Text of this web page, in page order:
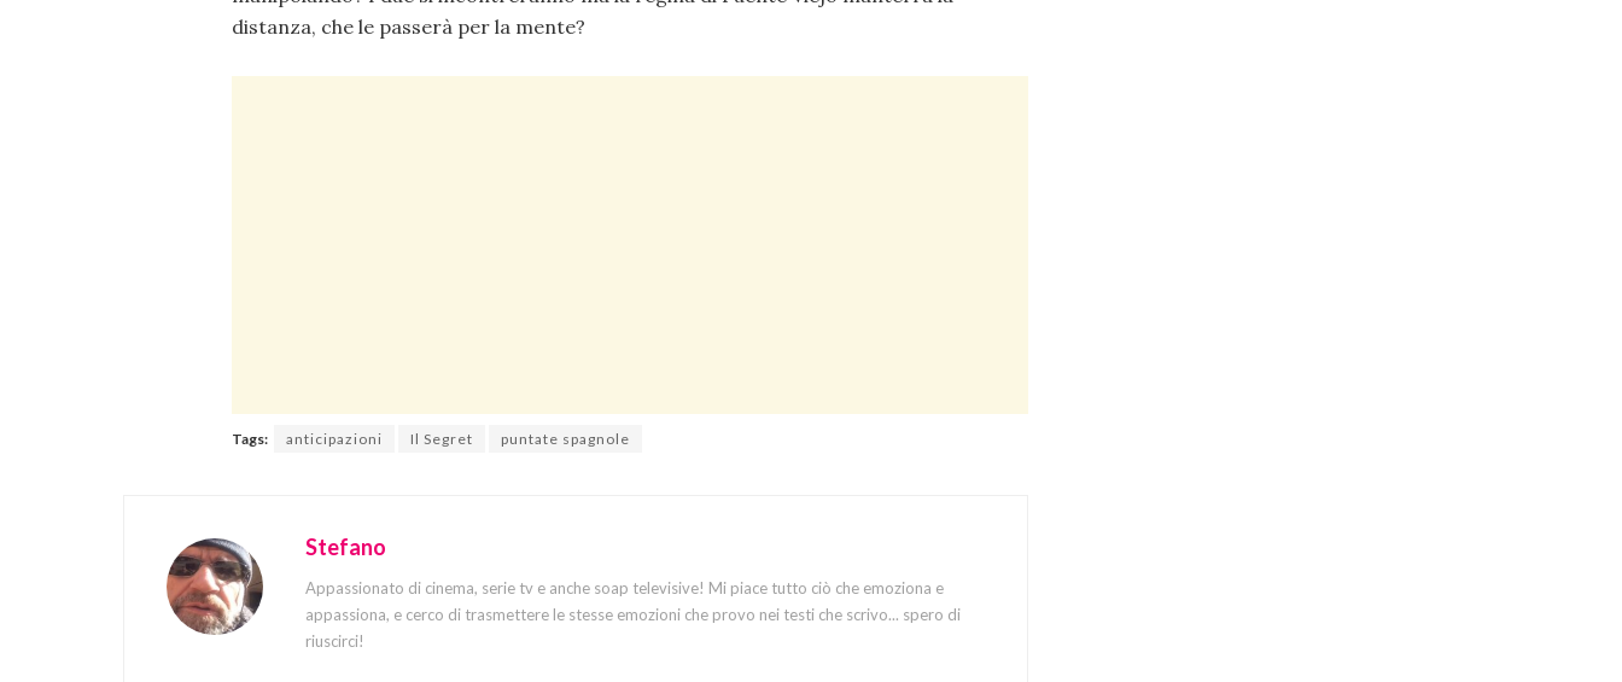
distanza, che le passerà per la mente?
Tags: anticipazioni Il Segret puntate spagnole
Stefano
Appassionato di cinema, serie tv e anche soap televisive! Mi piace tutto ciò che emoziona e
appassiona, e cerco di trasmettere le stesse emozioni che provo nei testi che scrivo... spero di
riuscirci!